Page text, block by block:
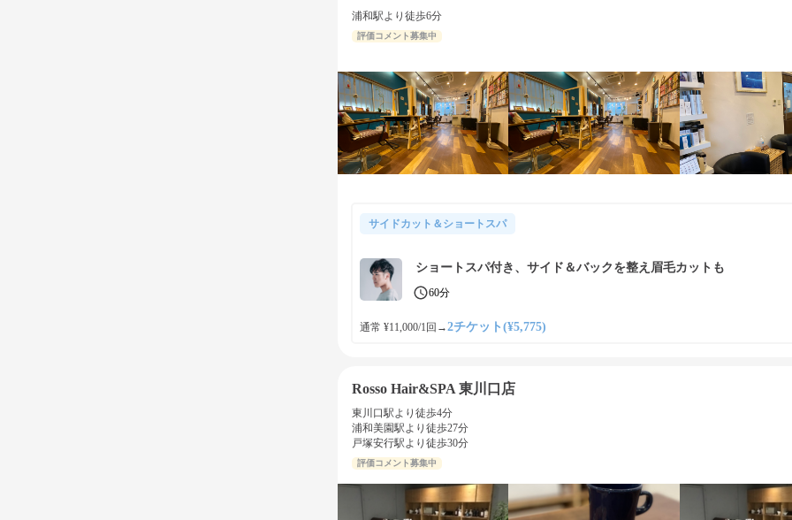
浦和駅より徒歩6分
評価コメント募集中
サイドカット＆ショートスパ
ショートスパ付き、サイド＆バックを整え眉毛カットも
60分
通常 ¥11,000/1回 →2チケット(¥5,775)
Rosso Hair&SPA 東川口店
東川口駅より徒歩4分
浦和美園駅より徒歩27分
戸塚安行駅より徒歩30分
評価コメント募集中